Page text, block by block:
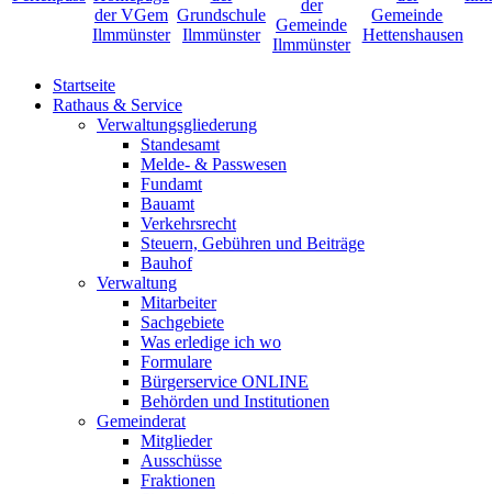
Startseite
Rathaus & Service
Verwaltungsgliederung
Standesamt
Melde- & Passwesen
Fundamt
Bauamt
Verkehrsrecht
Steuern, Gebühren und Beiträge
Bauhof
Verwaltung
Mitarbeiter
Sachgebiete
Was erledige ich wo
Formulare
Bürgerservice ONLINE
Behörden und Institutionen
Gemeinderat
Mitglieder
Ausschüsse
Fraktionen